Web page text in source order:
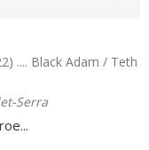
.... Black Adam / Teth
Serra